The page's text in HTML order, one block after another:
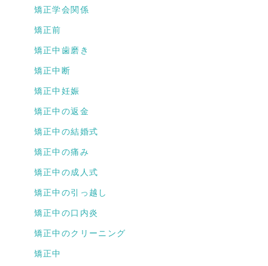
矯正学会関係
矯正前
矯正中歯磨き
矯正中断
矯正中妊娠
矯正中の返金
矯正中の結婚式
矯正中の痛み
矯正中の成人式
矯正中の引っ越し
矯正中の口内炎
矯正中のクリーニング
矯正中